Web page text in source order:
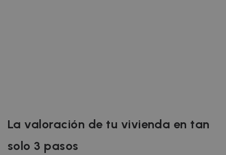
La valoración de tu vivienda en tan
solo 3 pasos